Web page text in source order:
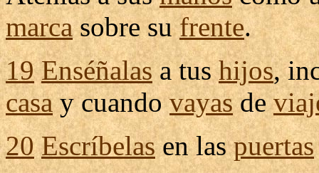
marcasobre sufrente.
19 Enséñalasa tushijos,
casay cuandovayasde
20 Escríbelasen laspuertas